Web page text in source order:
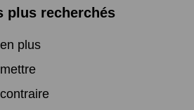
plus recherchés
en plus
mettre
contraire